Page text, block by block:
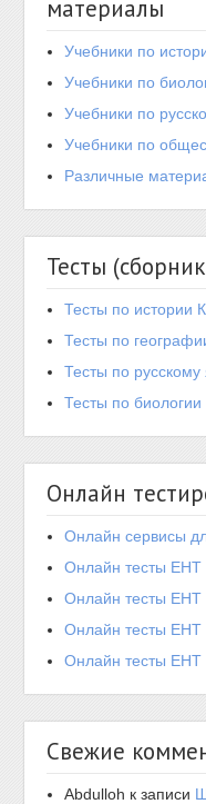
материалы
Учебники по
Учебники по
Учебники по
Учебники по
Различные
Тесты
Тесты по истории
Тесты по
Тесты по русскому
Тесты по биологии
Онлайн
Онлайн сервисы
Онлайн тесты ЕНТ
Онлайн тесты ЕНТ
Онлайн тесты ЕНТ
Онлайн тесты ЕНТ
Свежие
Abdulloh к записи